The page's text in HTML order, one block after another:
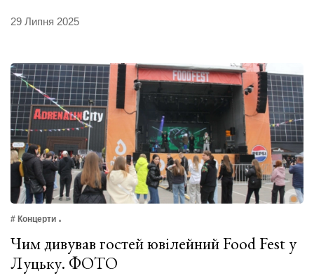
29 Липня 2025
# Концерти
Чим дивував гостей ювілейний Food Fest у
Луцьку. ФОТО